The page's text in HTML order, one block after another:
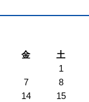
金
土
1
7
8
14
15